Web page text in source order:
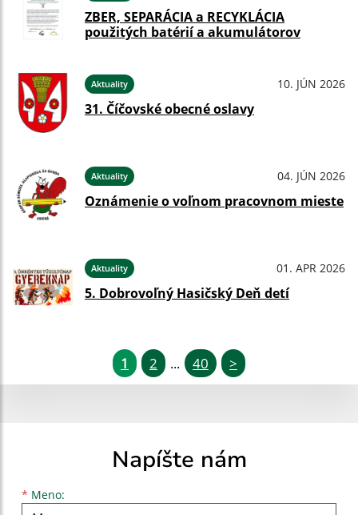
ZBER, SEPARÁCIA a RECYKLÁCIA
použitých batérií a akumulátorov
Aktuality 10. JÚN 2026
31. Číčovské obecné oslavy
Aktuality 04. JÚN 2026
Oznámenie o voľnom pracovnom mieste
Aktuality 01. APR 2026
5. Dobrovoľný Hasičský Deň detí
1 2 ... 40 >
Napíšte nám
* Meno:
Meno
Priezvisko
E-mailová adresa